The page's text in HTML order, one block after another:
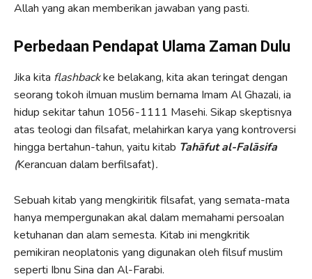
Allah yang akan memberikan jawaban yang pasti.
Perbedaan Pendapat Ulama Zaman Dulu
Jika kita flashbackke belakang, kita akan teringat dengan
seorang tokoh ilmuan muslim bernama Imam Al Ghazali, ia
hidup sekitar tahun 1056-1111 Masehi. Sikap skeptisnya
atas teologi dan filsafat, melahirkan karya yang kontroversi
hingga bertahun-tahun, yaitu kitab Tahāfut al-Falāsifa
(Kerancuan dalam berfilsafat).
Sebuah kitab yang mengkiritik filsafat, yang semata-mata
hanya mempergunakan akal dalam memahami persoalan
ketuhanan dan alam semesta. Kitab ini mengkritik
pemikiran neoplatonis yang digunakan oleh filsuf muslim
seperti Ibnu Sina dan Al-Farabi.